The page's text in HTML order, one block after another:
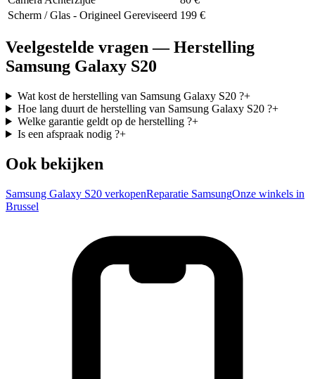
Scherm / Glas - Origineel Gereviseerd 199 €
Veelgestelde vragen — Herstelling
Samsung Galaxy S20
Wat kost de herstelling van Samsung Galaxy S20 ?+
Hoe lang duurt de herstelling van Samsung Galaxy S20 ?+
Welke garantie geldt op de herstelling ?+
Is een afspraak nodig ?+
Ook bekijken
Samsung Galaxy S20 verkopenReparatie SamsungOnze winkels in
Brussel